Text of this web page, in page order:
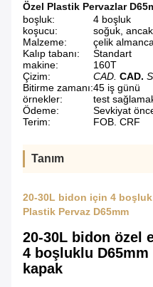
Özel Plastik Pervazlar
boşluk:
4 boşluk
koşucu:
soğuk,
Malzeme:
çelik
Kalıp tabanı:
Standart
makine:
160T
Çizim:
CAD. CAD.
Bitirme zamanı:45 iş günü
örnekler:
test
Ödeme:
Sevkiyat
Terim:
FOB. CRF
Tanım
20-30L bidon için 4 boşluk
Plastik Pervaz D65mm
20-30L bidon özel
4 boşluklu
kapak